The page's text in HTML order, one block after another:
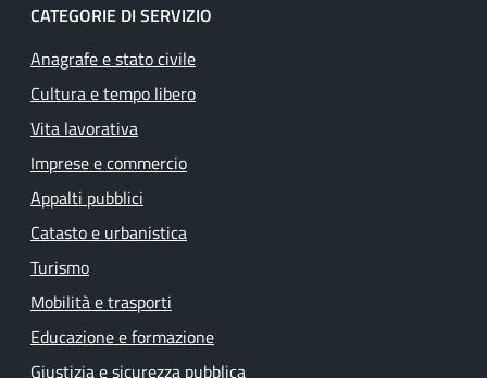
CATEGORIE DI SERVIZIO
Anagrafe e stato civile
Cultura e tempo libero
Vita lavorativa
Imprese e commercio
Appalti pubblici
Catasto e urbanistica
Turismo
Mobilità e trasporti
Educazione e formazione
Giustizia e sicurezza pubblica